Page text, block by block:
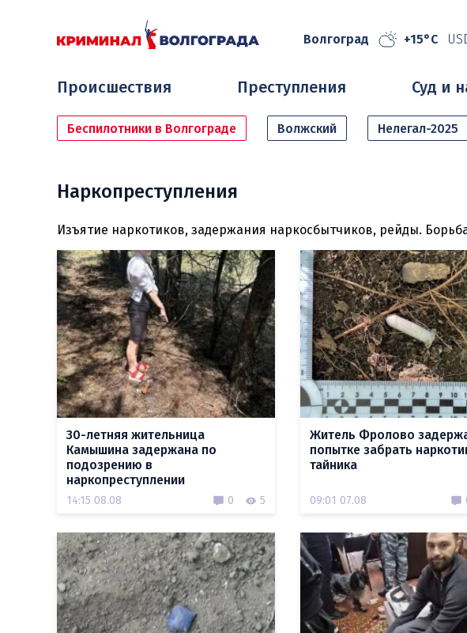
Волгоград +15°C
Происшествия Преступления Суд и
Беспилотники в Волгограде Волжский Нелегал-2025
Наркопреступления
Изъятие наркотиков, задержания наркосбытчиков, рейды.
30-летняя жительница
Камышина задержана по
подозрению в
наркопреступлении
14:15 08.08 0 5
Житель Фролово
попытке забрать
тайника
09:01 07.08